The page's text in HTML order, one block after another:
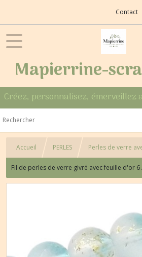
Contact
Mapierrine-
Accueil PERLES Perles de verre
Fil de perles de verre givré avec feuille d'or 6